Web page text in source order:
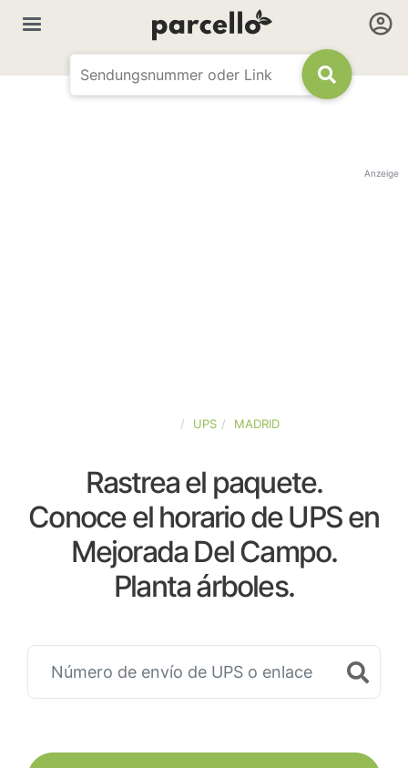
Anzeige
UPS MADRID
Rastrea el paquete.
Conoce el horario de UPS en
Mejorada Del Campo.
Planta árboles.